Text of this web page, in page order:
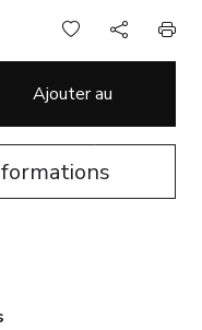
Ajouter au
panier